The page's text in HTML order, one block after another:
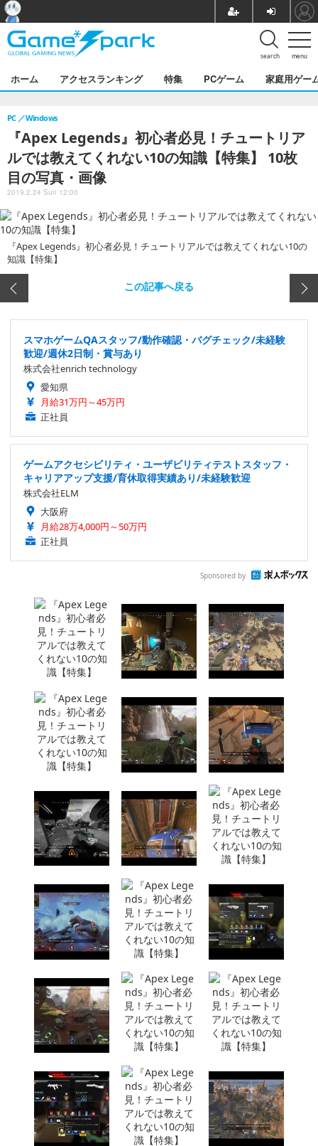
menu
search
ホーム アクセスランキング 特集 PCゲーム 家庭用ゲー
『Apex Legends』初心者必見！チュートリア
ルでは教えてくれない10の知識【特集】 10枚
目の写真・画像
PC Windows
2019.2.24 Sun 12:00
『Apex Legends』初心者必見！チュートリアルでは教えてくれない10の
知識【特集】
この記事へ戻る
スマホゲームQAスタッフ/動作確認・バグチェック/未経験
歓迎/週休2日制・賞与あり
株式会社enrich technology
愛知県
月給31万円～45万円
正社員
ゲームアクセシビリティ・ユーザビリティテストスタッフ・
キャリアアップ支援/育休取得実績あり/未経験歓迎
株式会社ELM
大阪府
月給28万4,000円～50万円
正社員
Sponsored by